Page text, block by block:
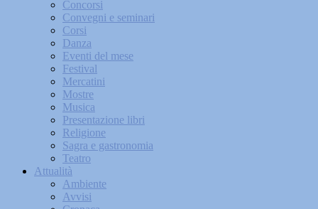
Concorsi
Convegni e seminari
Corsi
Danza
Eventi del mese
Festival
Mercatini
Mostre
Musica
Presentazione libri
Religione
Sagra e gastronomia
Teatro
Attualità
Ambiente
Avvisi